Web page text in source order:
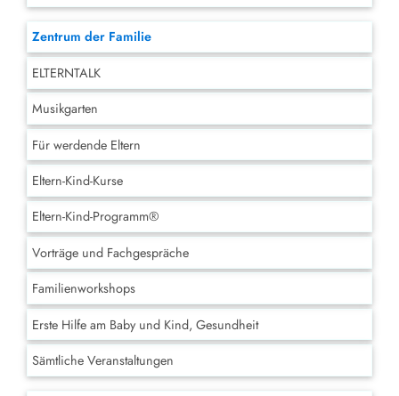
Zentrum der Familie
ELTERNTALK
Musikgarten
Für werdende Eltern
Eltern-Kind-Kurse
Eltern-Kind-Programm®
Vorträge und Fachgespräche
Familienworkshops
Erste Hilfe am Baby und Kind, Gesundheit
Sämtliche Veranstaltungen